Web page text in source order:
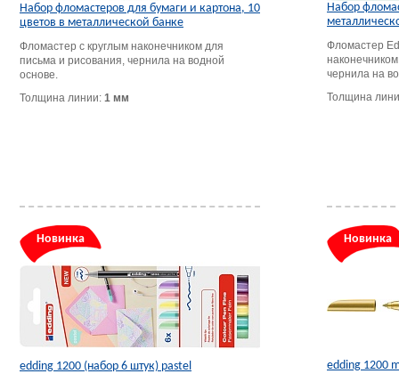
Набор фломастеров для бумаги и картона, 10
цветов в металлической банке
Фломастер с круглым наконечником для
письма и рисования, чернила на водной
основе.
Толщина линии: 1 мм
Набор
Фломастер
чернила на
Толщина
Новинка
edding 1200 (набор 6 штук) pastel
Новинка
edding 1200